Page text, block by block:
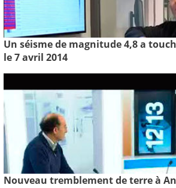
Un séisme de magnitude 4,8 a
le 7 avril 2014
Nouveau tremblement de terre à